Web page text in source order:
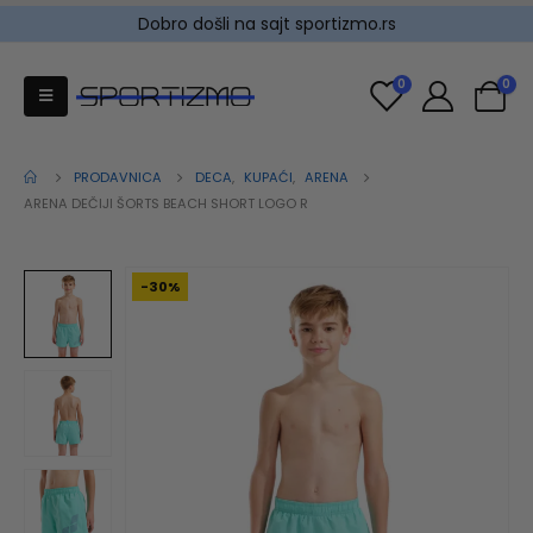
Dobro došli na sajt sportizmo.rs
0 0
PRODAVNICA DECA, KUPAĆI, ARENA
ARENA DEČIJI ŠORTS BEACH SHORT LOGO R
-30%